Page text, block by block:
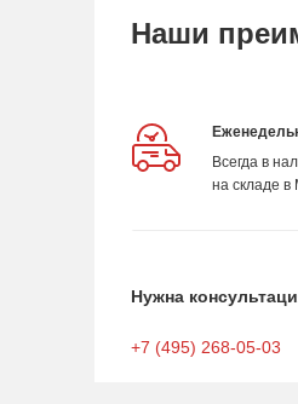
Наши
Всегда в
на складе в
Нужна
+7 (495) 268-05-03